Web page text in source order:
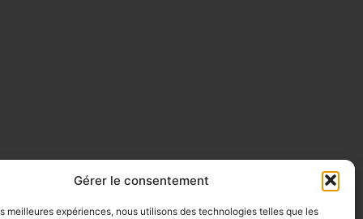
Gérer le consentement
meilleures expériences, nous utilisons des technologies telles que les